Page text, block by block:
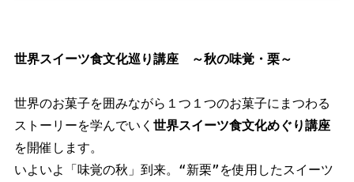
世界スイーツ食文化巡り講座　～秋の味覚・栗～
世界のお菓子を囲みながら１つ１つのお菓子にまつわる
ストーリーを学んでいく 世界スイーツ食文化めぐり講座
を開催します。
いよいよ「味覚の秋」到来。“新栗”を使用したスイーツ